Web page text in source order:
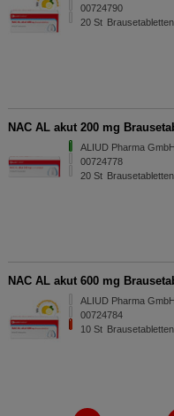
00724790
20 St Brausetabletten
NAC AL akut 200 mg
ALIUD Pharma GmbH
00724778
20 St Brausetabletten
NAC AL akut 600 mg
ALIUD Pharma GmbH
00724784
10 St Brausetabletten